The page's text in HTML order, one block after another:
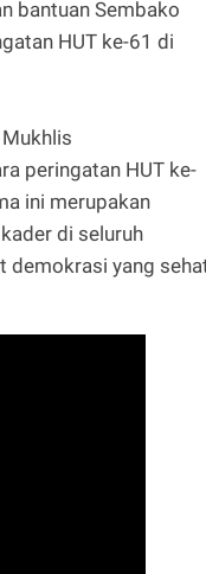
bantuan Sembako
HUT ke-61 di
peringatan HUT ke-
ini merupakan
di seluruh
demokrasi yang